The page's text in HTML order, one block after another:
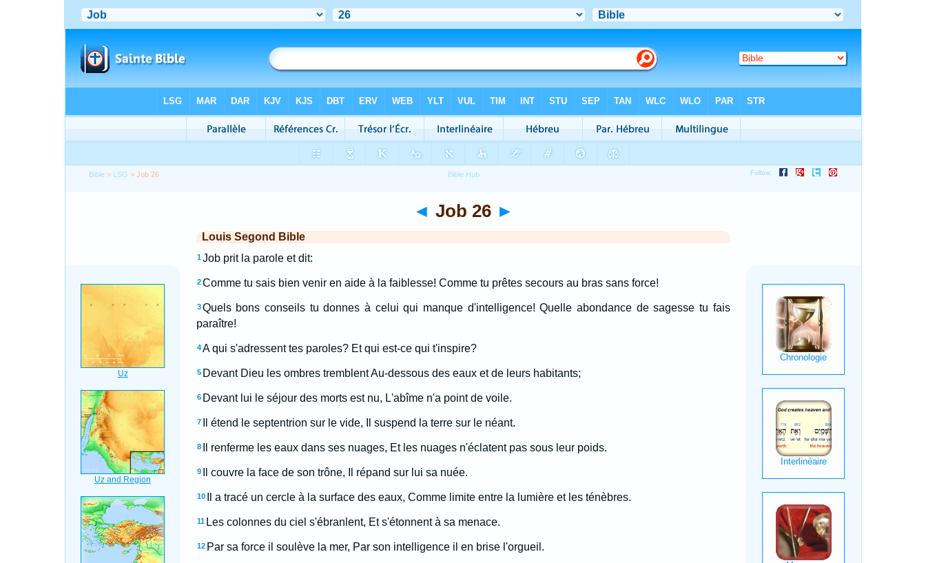
Bible > LSG > Job 26
◄ Job 26 ►
Louis Segond Bible
1 Job prit la parole et dit:
2 Comme tu sais bien venir en aide à la faiblesse! Comme tu prêtes secours au bras sans force!
3 Quels bons conseils tu donnes à celui qui manque d'intelligence! Quelle abondance de sagesse tu fais
paraître!
4 A qui s'adressent tes paroles? Et qui est-ce qui t'inspire?
5 Devant Dieu les ombres tremblent Au-dessous des eaux et de leurs habitants;
6 Devant lui le séjour des morts est nu, L'abîme n'a point de voile.
7 Il étend le septentrion sur le vide, Il suspend la terre sur le néant.
8 Il renferme les eaux dans ses nuages, Et les nuages n'éclatent pas sous leur poids.
9 Il couvre la face de son trône, Il répand sur lui sa nuée.
10 Il a tracé un cercle à la surface des eaux, Comme limite entre la lumière et les ténèbres.
11 Les colonnes du ciel s'ébranlent, Et s'étonnent à sa menace.
12 Par sa force il soulève la mer, Par son intelligence il en brise l'orgueil.